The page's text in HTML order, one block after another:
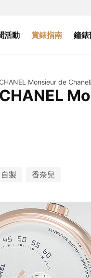
活動 賞錶指南 鐘錶
Monsieur de Chanel
自製 香奈兒